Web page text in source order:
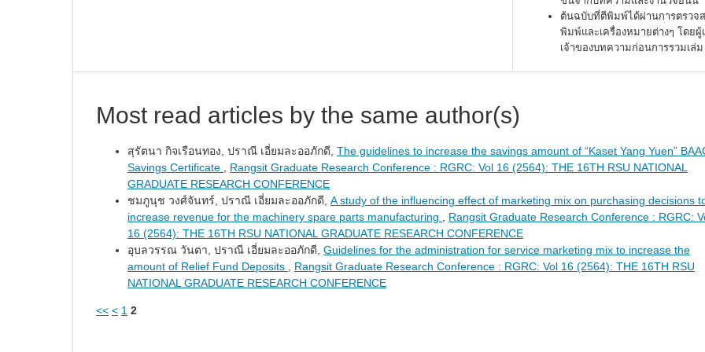
ต้นฉบับที่ตีพิมพ์ได้ผ่านการตรวจ
พิมพ์และเครื่องหมายต่างๆ โดยผู้
เจ้าของบทความก่อนการรวมเล่ม
Most read articles by the same author(s)
สุรัตนา กิจเรือนทอง, ปราณี เอี่ยมละออภักดี, The guidelines to increase the savings amount of “Kaset Yang Yuen”
Savings Certificate
Rangsit Graduate Research Conference : RGRC: Vol 16 (2564): THE 16TH RSU NATIONAL
GRADUATE RESEARCH CONFERENCE
ชมภูนุช วงศ์จันทร์, ปราณี เอี่ยมละออภักดี, A study of the influencing effect of marketing mix on purchasing decisions
increase revenue for the machinery spare parts manufacturing
Rangsit Graduate Research Conference : RGRC:
16 (2564): THE 16TH RSU NATIONAL GRADUATE RESEARCH CONFERENCE
อุบลวรรณ วันตา, ปราณี เอี่ยมละออภักดี, Guidelines for the administration for service marketing mix to increase the
amount of Relief Fund Deposits
Rangsit Graduate Research Conference : RGRC: Vol 16 (2564): THE 16TH RSU
NATIONAL GRADUATE RESEARCH CONFERENCE
<< < 1 2